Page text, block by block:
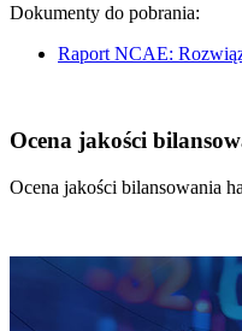
Dokumenty do pobrania:
Raport NCAE:
Ocena jakości
Ocena jakości bilansowania